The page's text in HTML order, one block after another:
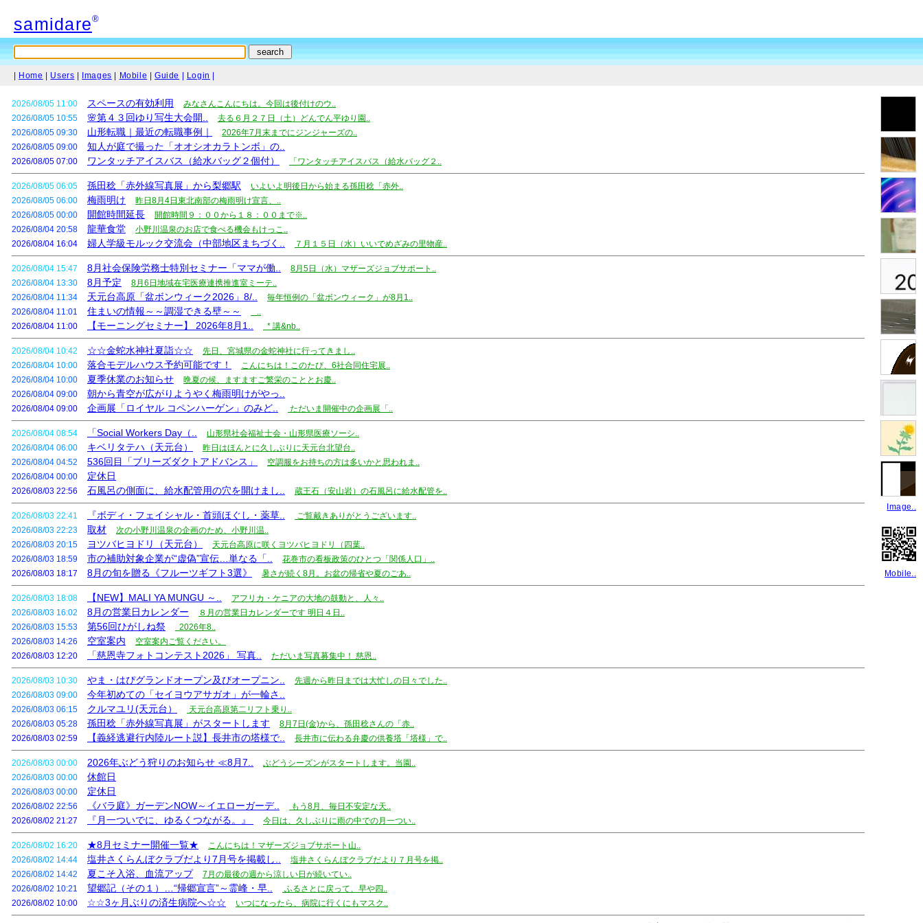
samidare®
Home Users Images Mobile |Guide Login
2026/08/05 11:00 スペースの有効利用
みなさんこんにちは。今回は後付けのウ..
2026/08/05 10:55
🌸第４３回ゆり写生大会開..
去る６月２７日（土）どんでん平ゆり園..
2026/08/05 09:30
山形転職｜最近の転職事例｜
2026年7月末までにジンジャーズの..
2026/08/05 09:00
知人が庭で撮った「オオシオカラトンボ」の..
2026/08/05 07:00 ワンタッチアイスバス（給水バッグ２個付） 「ワンタッチアイスバス（給水バッグ２..
2026/08/05 06:05 孫田稔「赤外線写真展」から梨郷駅
いよいよ明後日から始まる孫田稔「赤外..
2026/08/05 06:00
梅雨明け
昨日8月4日東北南部の梅雨明け宣言、..
2026/08/05 00:00
開館時間延長
開館時間９：００から１８：００まで※..
2026/08/04 20:58
龍華食堂
小野川温泉のお店で食べる機会もけっこ..
2026/08/04 16:04
婦人学級モルック交流会（中部地区まちづく.. ７月１５日（水）いいでめざみの里物産..
2026/08/04 15:47 8月社会保険労務士特別セミナー「ママが働..
8月5日（水）マザーズジョブサポート..
2026/08/04 13:30
8月予定
8月6日地域在宅医療連携推進室ミーテ..
2026/08/04 11:34
天元台高原「盆ボンウィーク2026」8/..
毎年恒例の「盆ボンウィーク」が8月1..
2026/08/04 11:01
住まいの情報～～調湿できる壁～～
..
2026/08/04 11:00
【モーニングセミナー】 2026年8月1.. * 講&nb..
2026/08/04 10:42 ☆☆金蛇水神社夏詣☆☆
先日、宮城県の金蛇神社に行ってきまし..
2026/08/04 10:00
落合モデルハウス予約可能です！
こんにちは！このたび、6社合同住宅展..
2026/08/04 10:00
夏季休業のお知らせ
晩夏の候、ますますご繁栄のこととお慶..
2026/08/04 09:00
朝から青空が広がりようやく梅雨明けがやっ..
2026/08/04 09:00 企画展「ロイヤル コペンハーゲン」のみど.. ただいま開催中の企画展「..
2026/08/04 08:54 「Social Workers Day（..
山形県社会福祉士会・山形県医療ソーシ..
2026/08/04 06:00
キベリタテハ（天元台）
昨日はほんとに久しぶりに天元台北望台..
2026/08/04 04:52
536回目「ブリーズダクトアドバンス」
空調服をお持ちの方は多いかと思われま..
2026/08/04 00:00
定休日
2026/08/03 22:56 石風呂の側面に、給水配管用の穴を開けまし.. 蔵王石（安山岩）の石風呂に給水配管を..
2026/08/03 22:41 『ボディ・フェイシャル・首頭ほぐし・薬草..
ご覧戴きありがとうございます..
2026/08/03 22:23
取材
次の小野川温泉の企画のため、小野川温..
2026/08/03 20:15
ヨツバヒヨドリ（天元台）
天元台高原に咲くヨツバヒヨドリ（四葉..
2026/08/03 18:59
市の補助対象企業が“虚偽”宣伝…単なる「..
花巻市の看板政策のひとつ「関係人口」..
2026/08/03 18:17
8月の旬を贈る《フルーツギフト3選》 暑さが続く8月。お盆の帰省や夏のごあ..
2026/08/03 18:08 【NEW】MALI YA MUNGU ～..
アフリカ・ケニアの大地の鼓動と、人々..
2026/08/03 16:02
8月の営業日カレンダー
８月の営業日カレンダーです 明日４日..
2026/08/03 15:53
第56回ひがしね祭
2026年8..
2026/08/03 14:26
空室案内
空室案内ご覧ください。
2026/08/03 12:20
「慈恩寺フォトコンテスト2026」 写真.. ただいま写真募集中！ 慈恩..
2026/08/03 10:30 やま・はぴグランドオープン及びオープニン..
先週から昨日までは大忙しの日々でした..
2026/08/03 09:00
今年初めての「セイヨウアサガオ」が一輪さ..
2026/08/03 06:15 クルマユリ(天元台）
天元台高原第二リフト乗り..
2026/08/03 05:28
孫田稔「赤外線写真展」がスタートします
8月7日(金)から、孫田稔さんの「赤..
2026/08/03 02:59
【義経逃避行内陸ルート説】長井市の塔様で.. 長井市に伝わる弁慶の供養塔「塔様」で..
2026/08/03 00:00 2026年ぶどう狩りのお知らせ ≪8月7..
ぶどうシーズンがスタートします。当園..
2026/08/03 00:00
休館日
2026/08/03 00:00 定休日
2026/08/02 22:56 《バラ庭》ガーデンNOW～イエローガーデ..
もう8月、毎日不安定な天..
2026/08/02 21:27
『月一ついでに、ゆるくつながる。』 今日は、久しぶりに雨の中での月一つい..
2026/08/02 16:20 ★8月セミナー開催一覧★
こんにちは！マザーズジョブサポート山..
2026/08/02 14:44
塩井さくらんぼクラブだより7月号を掲載し..
塩井さくらんぼクラブだより７月号を掲..
2026/08/02 14:42
夏こそ入浴、血流アップ
7月の最後の週から涼しい日が続いてい..
2026/08/02 10:21
望郷記（その１）…“帰郷宣言”～霊峰・早..
ふるさとに戻って、早や四..
2026/08/02 10:00
☆☆3ヶ月ぶりの済生病院へ☆☆ いつになったら、病院に行くにもマスク..
Image..
Mobile..